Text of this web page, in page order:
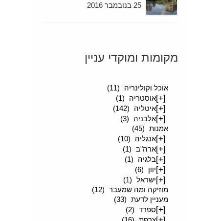
25 בנובמבר 2016
מקומות ומוקדי עניין
אוכל וקולינריה
(11)
[+]אוסטריה (1)
[+]איטליה (142)
[+]אלבניה
(3)
אמנות (45)
[+]אנגליה (10)
[+]ארה"ב (1)
[+]בלגיה (1)
[+]יוון (6)
[+]ישראל (1)
מוזיקה ומה שמעבר (12)
מעניין לדעת (33)
[+]ספרד (2)